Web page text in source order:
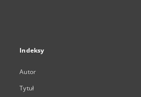
Indeksy
Autor
Tytuł